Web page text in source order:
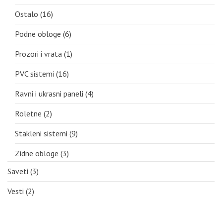
Ostalo (16)
Podne obloge (6)
Prozori i vrata (1)
PVC sistemi (16)
Ravni i ukrasni paneli (4)
Roletne (2)
Stakleni sistemi (9)
Zidne obloge (3)
Saveti (3)
Vesti (2)